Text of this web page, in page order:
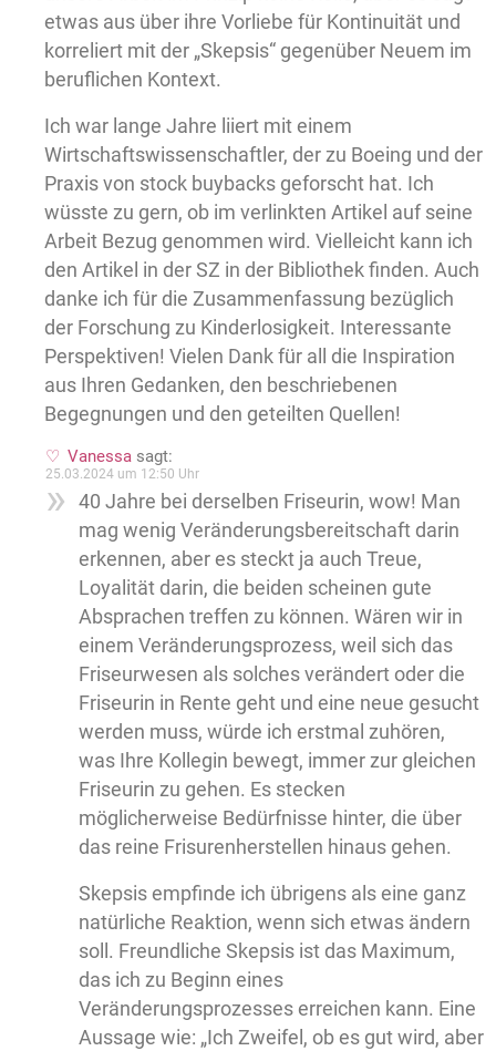
etwas aus über ihre Vorliebe für Kontinuität und
korreliert mit der „Skepsis“ gegenüber Neuem im
beruflichen Kontext.
Ich war lange Jahre liiert mit einem
Wirtschaftswissenschaftler, der zu Boeing und der
Praxis von stock buybacks geforscht hat. Ich
wüsste zu gern, ob im verlinkten Artikel auf seine
Arbeit Bezug genommen wird. Vielleicht kann ich
den Artikel in der SZ in der Bibliothek finden. Auch
danke ich für die Zusammenfassung bezüglich
der Forschung zu Kinderlosigkeit. Interessante
Perspektiven! Vielen Dank für all die Inspiration
aus Ihren Gedanken, den beschriebenen
Begegnungen und den geteilten Quellen!
Vanessa sagt:
25.03.2024 um 12:50 Uhr
40 Jahre bei derselben Friseurin, wow! Man
mag wenig Veränderungsbereitschaft darin
erkennen, aber es steckt ja auch Treue,
Loyalität darin, die beiden scheinen gute
Absprachen treffen zu können. Wären wir in
einem Veränderungsprozess, weil sich das
Friseurwesen als solches verändert oder die
Friseurin in Rente geht und eine neue gesucht
werden muss, würde ich erstmal zuhören,
was Ihre Kollegin bewegt, immer zur gleichen
Friseurin zu gehen. Es stecken
möglicherweise Bedürfnisse hinter, die über
das reine Frisurenherstellen hinaus gehen.
Skepsis empfinde ich übrigens als eine ganz
natürliche Reaktion, wenn sich etwas ändern
soll. Freundliche Skepsis ist das Maximum,
das ich zu Beginn eines
Veränderungsprozesses erreichen kann. Eine
Aussage wie: „Ich Zweifel, ob es gut wird, aber